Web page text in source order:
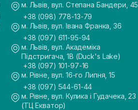
м. Львів, вул. Степана Бандери, 45
+38 (098) 778-13-79
м. Львів, вул. Івана Франка, 36
+38 (097) 611-95-94
м. Львів, вул. Академіка
Підстригача, 1В (Duck's Lake)
+38 (097) 101-97-16
м. Рівне, вул. 16-го Липня, 15
+38 (097) 544-61-44
м. Рівне, вул. Кулика і Гудачека, 23
(ТЦ Екватор)